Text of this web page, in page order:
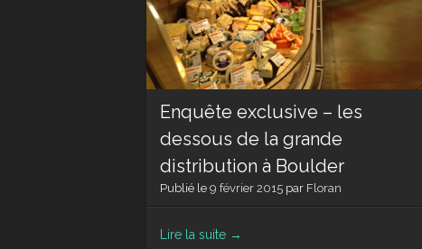
Enquête exclusive – les
dessous de la grande
distribution à Boulder
Publié le 9 février 2015 par Floran
Lire la suite →